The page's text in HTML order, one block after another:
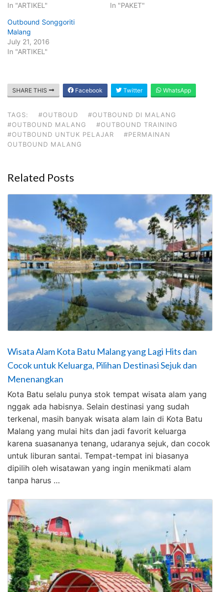
In "ARTIKEL"
In "PAKET"
Outbound Songgoriti
Malang
July 21, 2016
In "ARTIKEL"
SHARE THIS Facebook Twitter WhatsApp
TAGS: #OUTBOUD
#OUTBOUND DI MALANG
#OUTBOUND MALANG
#OUTBOUND TRAINING
#OUTBOUND UNTUK PELAJAR
#PERMAINAN
OUTBOUND MALANG
Related Posts
Wisata Alam Kota Batu Malang yang Lagi Hits dan
Cocok untuk Keluarga, Pilihan Destinasi Sejuk dan
Menenangkan
Kota Batu selalu punya stok tempat wisata alam yang
nggak ada habisnya. Selain destinasi yang sudah
terkenal, masih banyak wisata alam lain di Kota Batu
Malang yang mulai hits dan jadi favorit keluarga
karena suasananya tenang, udaranya sejuk, dan cocok
untuk liburan santai. Tempat-tempat ini biasanya
dipilih oleh wisatawan yang ingin menikmati alam
tanpa harus …